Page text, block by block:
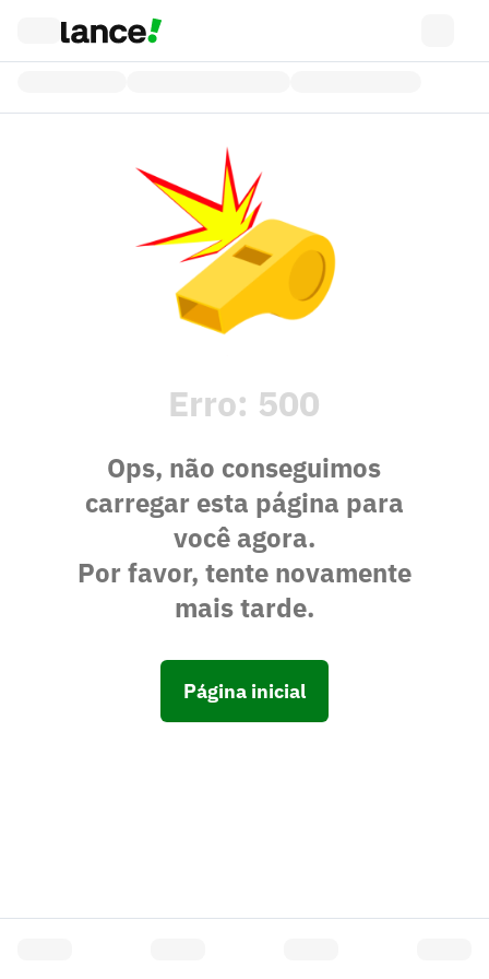
Erro: 500
Ops, não conseguimos
carregar esta página para
você agora.
Por favor, tente novamente
mais tarde.
Página inicial